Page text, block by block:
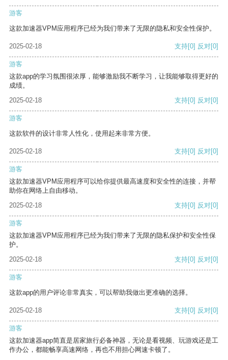
游客
这款加速器VPM应用程序已经为我们带来了无限的隐私和安全性保护。
2025-02-18 支持[0] 反对[0]
游客
这款app的学习氛围很浓厚，能够激励我不断学习，让我能够取得更好的
成绩。
2025-02-18
支持[0] 反对[0]
游客
这款软件的设计非常人性化，使用起来非常方便。
2025-02-18 支持[0] 反对[0]
游客
这款加速器VPM应用程序可以给你提供最高速度和安全性的连接，并帮
助你在网络上自由移动。
2025-02-18
支持[0] 反对[0]
游客
这款加速器VPM应用程序已经为我们带来了无限的隐私保护和安全性保
护。
2025-02-18
支持[0] 反对[0]
游客
这款app的用户评论非常真实，可以帮助我做出更准确的选择。
2025-02-18 支持[0] 反对[0]
游客
这款加速器app简直是居家旅行必备神器，无论是看视频、玩游戏还是工
作办公，都能畅享高速网络，再也不用担心网速卡顿了。